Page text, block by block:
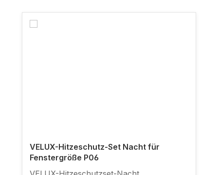
VELUX-Hitzeschutz-Set Nacht für
Fenstergröße P06